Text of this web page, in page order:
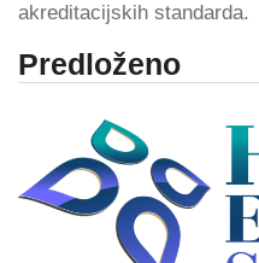
akreditacijskih standarda.
Predloženo